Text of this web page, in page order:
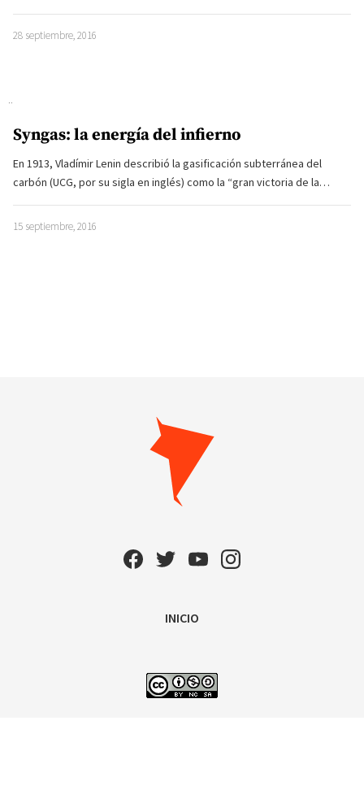
28 septiembre, 2016
Syngas: la energía del infierno
En 1913, Vladímir Lenin describió la gasificación subterránea del
carbón (UCG, por su sigla en inglés) como la “gran victoria de la…
15 septiembre, 2016
INICIO